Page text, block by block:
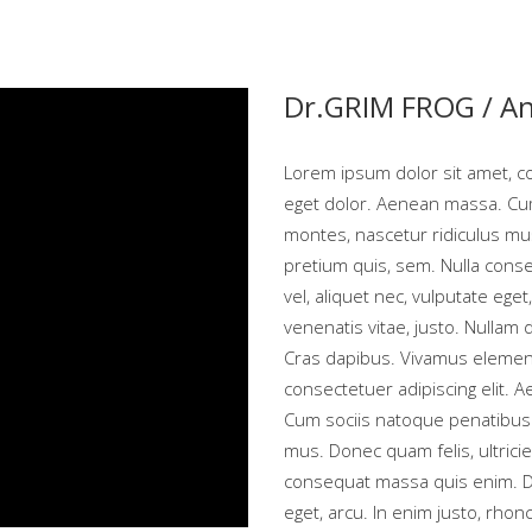
Dr.GRIM FROG /
Lorem ipsum dolor sit amet,
eget dolor. Aenean massa.
montes, nascetur ridiculus
pretium quis, sem. Nulla
vel, aliquet nec, vulputate
venenatis vitae, justo. Nullam
Cras dapibus. Vivamus
consectetuer adipiscing elit.
Cum sociis natoque
mus. Donec quam felis,
consequat massa quis enim.
eget, arcu. In enim justo,